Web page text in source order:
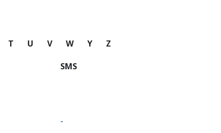
T U V W Y Z
SMS
-